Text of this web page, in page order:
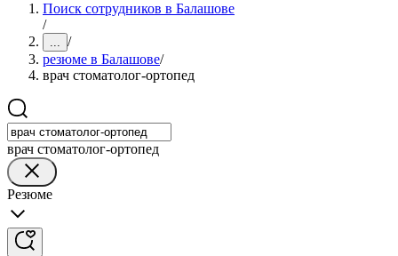
Поиск сотрудников в Балашове
/
... /
резюме в Балашове/
врач стоматолог-ортопед
врач стоматолог-ортопед
Резюме